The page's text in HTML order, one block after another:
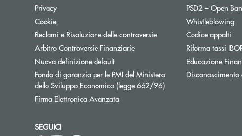
PrivacyApre una nuova finestra
Cookie
Reclami e Risoluzione delle controversie
Arbitro Controversie FinanziarieApre una nuova finestra
Nuova definizione default
Fondo di garanzia per le PMI del Ministero
dello Sviluppo Economico (legge 662/96)Apre una nuova finestra
Firma Elettronica Avanzata
PSD2 – Open
Whistleblowing
Codice appalti
Riforma tassi
Educazione
SEGUICI